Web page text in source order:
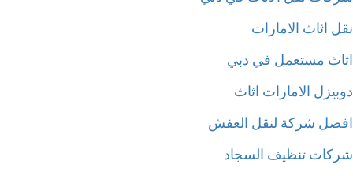
اثاث الامارات
مستعمل في دبي
الامارات اثاث
شركة لنقل العفش
تنظيف السجاد